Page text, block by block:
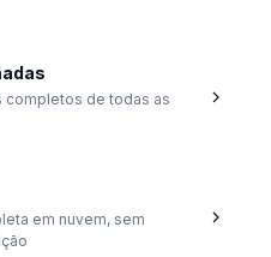
completos de todas as
em nuvem, sem